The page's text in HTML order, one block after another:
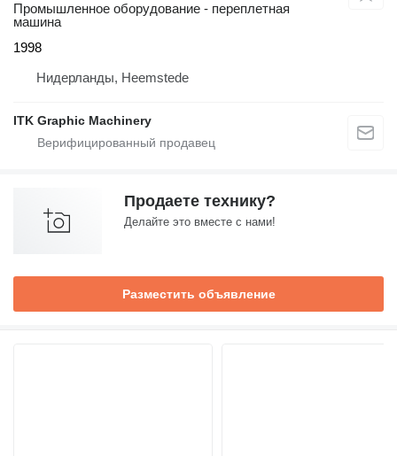
Промышленное оборудование - переплетная
машина
1998
Нидерланды, Heemstede
ITK Graphic Machinery
Продаете технику?
Делайте это вместе с нами!
Разместить объявление